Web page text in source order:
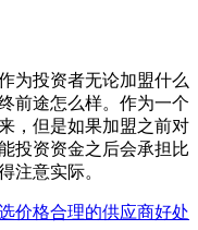
为投资者无论加盟什么
前途怎么样。作为一个
，但是如果加盟之前对
投资资金之后会承担比
注意实际。